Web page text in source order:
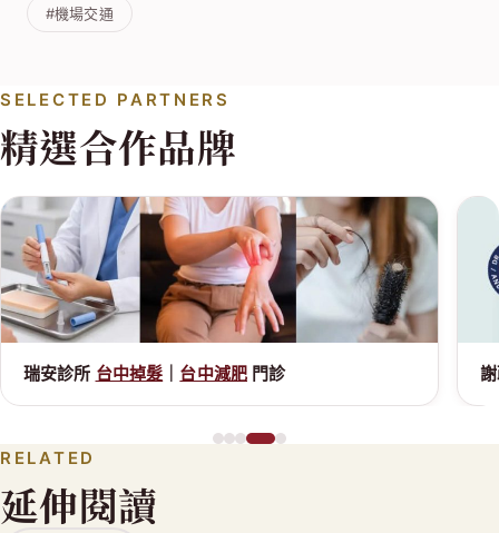
#機場交通
SELECTED PARTNERS
精選合作品牌
瑞安診所 台中掉髮 台中減肥 門診
RELATED
延伸閱讀